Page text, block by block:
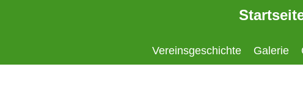
Vereinsgeschichte Galerie